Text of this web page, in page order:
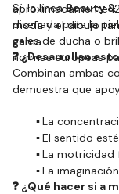
aproximadamente
moda y el dibujo
gama.
Sí, la líneaBeauty &
diseñada para la
geles de ducha o
normas europeas
❓ ¿Desarrollan
Combinan ambas
demuestra que
▪️La
▪️El sentido
▪️La motricidad
▪️La
❓ ¿Qué hacer si a